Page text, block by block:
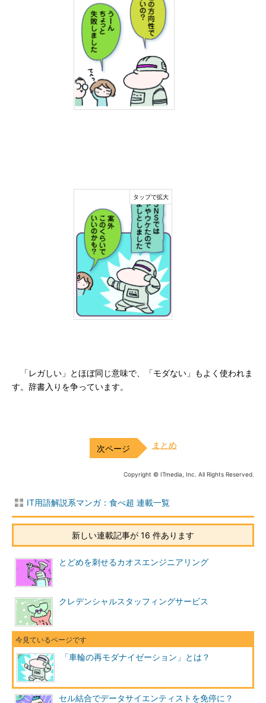
「レガしい」とほぼ同じ意味で、「モダない」もよく使われま
す。辞書入りを争っています。
まとめ
Copyright © ITmedia, Inc. All Rights Reserved.
IT用語解説系マンガ：食べ超 連載一覧
新しい連載記事が 16 件あります
とどめを刺せるカオスエンジニアリング
クレデンシャルスタッフィングサービス
「車輪の再モダナイゼーション」とは？
セル結合でデータサイエンティストを免停に？